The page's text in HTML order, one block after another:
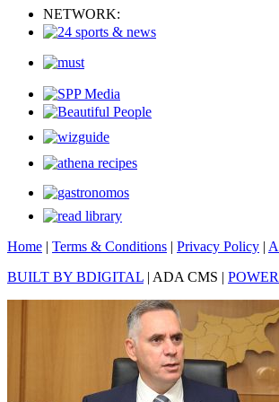
NETWORK:
Home | Terms & Conditions | Privacy Policy |
BUILT BY BDIGITAL | ADA CMS |